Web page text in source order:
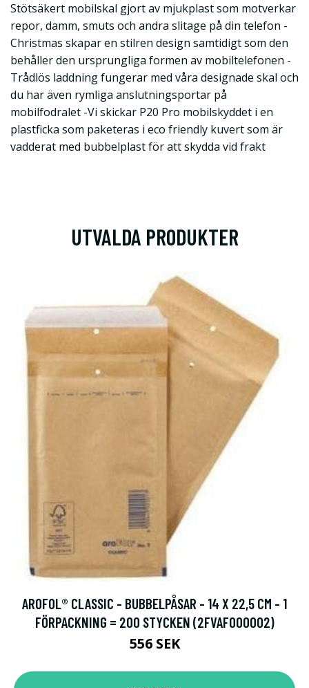
Stötsäkert mobilskal gjort av mjukplast som motverkar
repor, damm, smuts och andra slitage på din telefon -
Christmas skapar en stilren design samtidigt som den
behåller den ursprungliga formen av mobiltelefonen -
Trådlös laddning fungerar med våra designade skal och
du har även rymliga anslutningsportar på
mobilfodralet -Vi skickar P20 Pro mobilskyddet i en
plastficka som paketeras i eco friendly kuvert som är
vadderat med bubbelplast för att skydda vid frakt
UTVALDA PRODUKTER
AROFOL® CLASSIC - BUBBELPÅSAR - 14 X 22,5 CM - 1
FÖRPACKNING = 200 STYCKEN (2FVAF000002)
556 SEK